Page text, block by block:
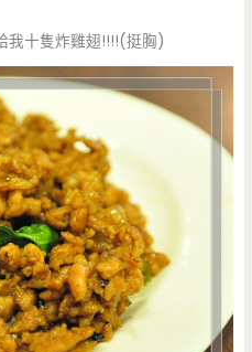
我十隻炸雞翅!!!!(挺胸)